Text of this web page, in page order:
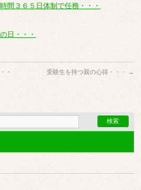
間３６５日体制で任務・・・
日・・・
・ 受験生を持つ親の心得・・・ →